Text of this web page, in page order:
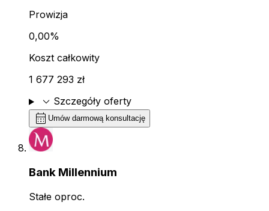
Prowizja
0,00%
Koszt całkowity
1 677 293 zł
expand_more Szczegóły oferty
calendar_month Umów darmową konsultację
Bank Millennium
Stałe oproc.